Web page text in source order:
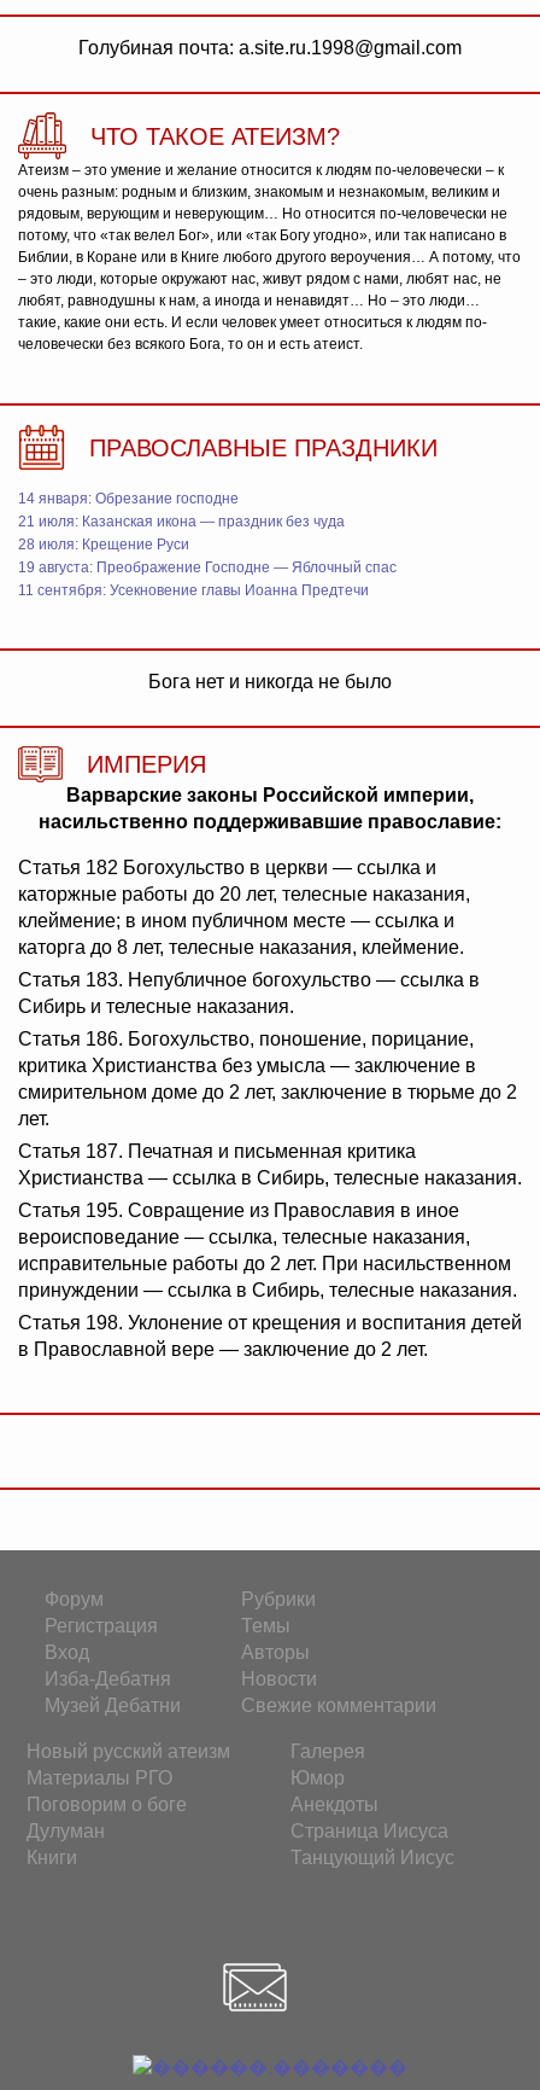
Голубиная почта: a.site.ru.1998@gmail.com
ЧТО ТАКОЕ АТЕИЗМ?
Атеизм – это умение и желание относится к людям по-человечески – к
очень разным: родным и близким, знакомым и незнакомым, великим и
рядовым, верующим и неверующим… Но относится по-человечески не
потому, что «так велел Бог», или «так Богу угодно», или так написано в
Библии, в Коране или в Книге любого другого вероучения… А потому, что
– это люди, которые окружают нас, живут рядом с нами, любят нас, не
любят, равнодушны к нам, а иногда и ненавидят… Но – это люди…
такие, какие они есть. И если человек умеет относиться к людям по-
человечески без всякого Бога, то он и есть атеист.
ПРАВОСЛАВНЫЕ ПРАЗДНИКИ
14 января: Обрезание господне
21 июля: Казанская икона — праздник без чуда
28 июля: Крещение Руси
19 августа: Преображение Господне — Яблочный спас
11 сентября: Усекновение главы Иоанна Предтечи
Бога нет и никогда не было
ИМПЕРИЯ
Варварские законы Российской империи,
насильственно поддерживавшие православие:
Статья 182 Богохульство в церкви — ссылка и
каторжные работы до 20 лет, телесные наказания,
клеймение; в ином публичном месте — ссылка и
каторга до 8 лет, телесные наказания, клеймение.
Статья 183. Непубличное богохульство — ссылка в
Сибирь и телесные наказания.
Статья 186. Богохульство, поношение, порицание,
критика Христианства без умысла — заключение в
смирительном доме до 2 лет, заключение в тюрьме до 2
лет.
Статья 187. Печатная и письменная критика
Христианства — ссылка в Сибирь, телесные наказания.
Статья 195. Совращение из Православия в иное
вероисповедание — ссылка, телесные наказания,
исправительные работы до 2 лет. При насильственном
принуждении — ссылка в Сибирь, телесные наказания.
Статья 198. Уклонение от крещения и воспитания детей
в Православной вере — заключение до 2 лет.
Форум
Регистрация
Вход
Изба-Дебатня
Музей Дебатни
Рубрики
Темы
Авторы
Новости
Свежие комментарии
Новый русский атеизм
Материалы РГО
Поговорим о боге
Дулуман
Книги
Галерея
Юмор
Анекдоты
Страница Иисуса
Танцующий Иисус